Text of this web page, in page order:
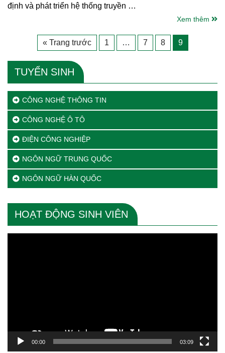
định và phát triển hệ thống truyền …
Xem thêm
« Trang trước 1 … 7 8 9
TUYỂN SINH
CÔNG NGHỆ THÔNG TIN
CÔNG NGHỆ Ô TÔ
ĐIỆN CÔNG NGHIỆP
NGÔN NGỮ TRUNG QUỐC
NGÔN NGỮ HÀN QUỐC
HOẠT ĐỘNG SINH VIÊN
00:00 03:09